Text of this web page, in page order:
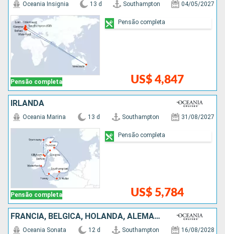
Pensão completa
Oceania Insignia 13 d Southampton 04/05/2027
US$ 4,847
Pensão completa
IRLANDA
Pensão completa
Oceania Marina 13 d Southampton 31/08/2027
US$ 5,784
Pensão completa
FRANCIA, BÉLGICA, HOLANDA, ALEMANHA, NORUEGA, DINAMARCA
Oceania Sonata 12 d Southampton 16/08/2028